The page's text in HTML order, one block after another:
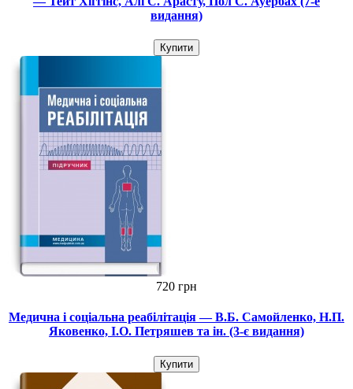
видання)
Купити
720 грн
Медична і соціальна реабілітація — В.Б. Самойленко, Н.П.
Яковенко, І.О. Петряшев та ін. (3-є видання)
Купити